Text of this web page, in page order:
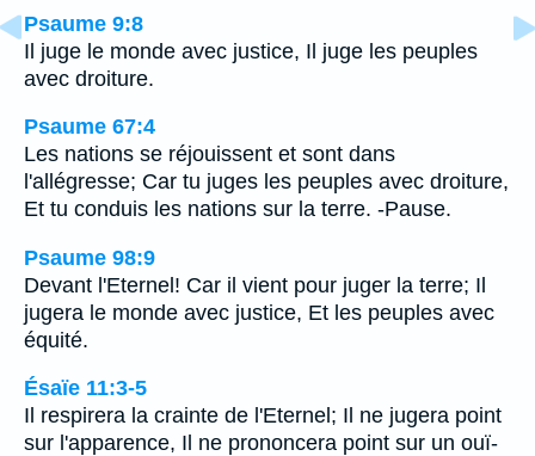
Psaume 9:8
Il juge le monde avec justice, Il juge les peuples
avec droiture.
Psaume 67:4
Les nations se réjouissent et sont dans
l'allégresse; Car tu juges les peuples avec droiture,
Et tu conduis les nations sur la terre. -Pause.
Psaume 98:9
Devant l'Eternel! Car il vient pour juger la terre; Il
jugera le monde avec justice, Et les peuples avec
équité.
Ésaïe 11:3-5
Il respirera la crainte de l'Eternel; Il ne jugera point
sur l'apparence, Il ne prononcera point sur un ouï-